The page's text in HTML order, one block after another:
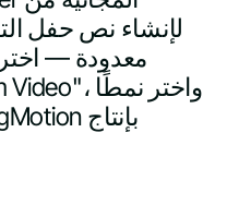
معدودة — اختر